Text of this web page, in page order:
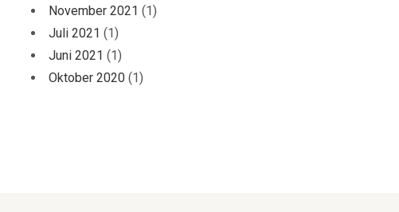
November 2021 (1)
Juli 2021 (1)
Juni 2021 (1)
Oktober 2020 (1)